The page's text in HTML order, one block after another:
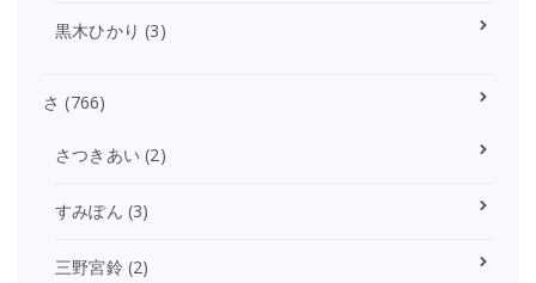
黒木ひかり (3)
さ (766)
さつきあい (2)
すみぽん (3)
三野宮鈴(2)